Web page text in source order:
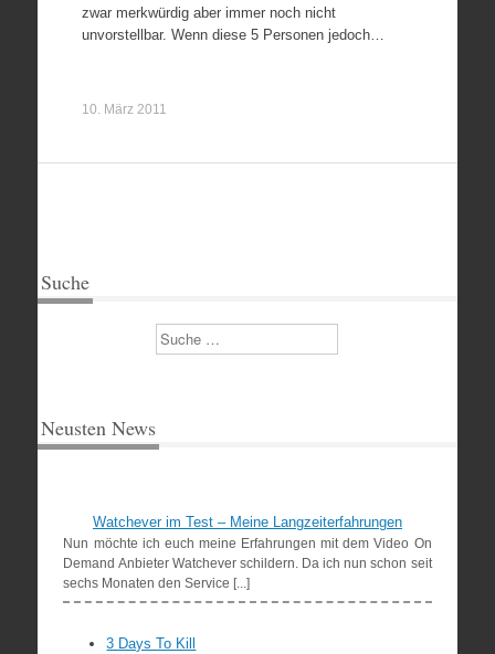
zwar merkwürdig aber immer noch nicht
unvorstellbar. Wenn diese 5 Personen jedoch…
10. März 2011
Suche
Suchen
Neusten News
Watchever im Test – Meine Langzeiterfahrungen
Nun möchte ich euch meine Erfahrungen mit dem Video On
Demand Anbieter Watchever schildern. Da ich nun schon seit
sechs Monaten den Service [...]
3 Days To Kill